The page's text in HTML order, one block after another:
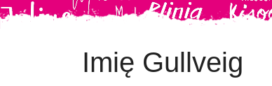
Imię Gullveig